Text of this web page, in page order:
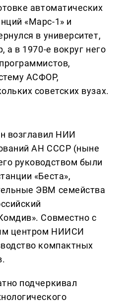
автоматических
«Марс-1» и
в университет,
а в 1970-е вокруг него
АСФОР,
советских вузах.
возглавил НИИ
АН СССР (ныне
руководством были
«Беста»,
ЭВМ семейства
Совместно с
центром НИИСИ
компактных
подчеркивал